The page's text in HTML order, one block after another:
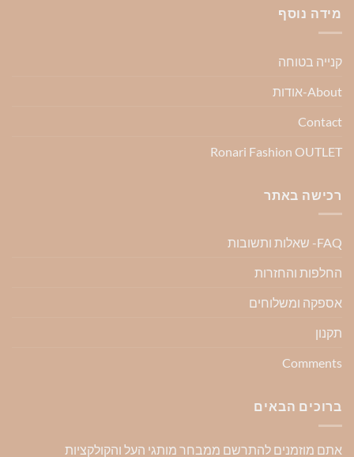
מידה נוסף
קנייה בטוחה
About-אודות
Contact
Ronari Fashion OUTLET
רכישה באתר
FAQ- שאלות ותשובות
החלפות והחזרות
אספקה ומשלוחים
תקנון
Comments
ברוכים הבאים
אתם מוזמנים להתרשם ממבחר מותגי העל והקולקציות